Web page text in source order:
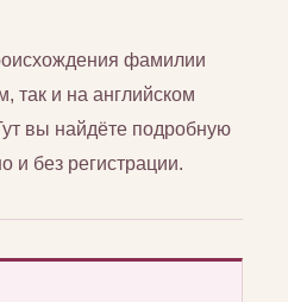
фамилии
так и на английском
вы найдёте подробную
и без регистрации.